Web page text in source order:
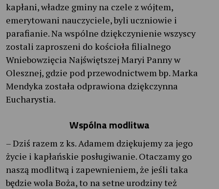
kapłani, władze gminy na czele z wójtem,
emerytowani nauczyciele, byli uczniowie i
parafianie. Na wspólne dziękczynienie wszyscy
zostali zaproszeni do kościoła filialnego
Wniebowzięcia Najświętszej Maryi Panny w
Olesznej, gdzie pod przewodnictwem bp. Marka
Mendyka została odprawiona dziękczynna
Eucharystia.
Wspólna modlitwa
– Dziś razem z ks. Adamem dziękujemy za jego
życie i kapłańskie posługiwanie. Otaczamy go
naszą modlitwą i zapewnieniem, że jeśli taka
będzie wola Boża, to na setne urodziny też